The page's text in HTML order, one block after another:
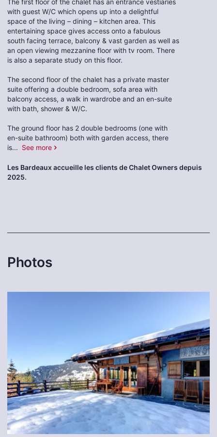
The first floor of the chalet has an entrance vestiaries
with guest W/C which opens up into a delightful
space of the living – dining – kitchen area. This
entertaining space gives access onto a fabulous
south facing terrace, balcony & vast garden as well as
an open viewing mezzanine floor with tv room. There
is also a separate study on this floor.
The second floor of the chalet has a private master
suite offering a double bedroom, sofa area with
balcony access, a walk in wardrobe and an en-suite
with bath, shower & W/C.
The ground floor has 2 double bedrooms (one with
en-suite bathroom) both with garden access, there
is... See more
Les Bardeaux accueille les clients de Chalet Owners depuis
2025.
Photos